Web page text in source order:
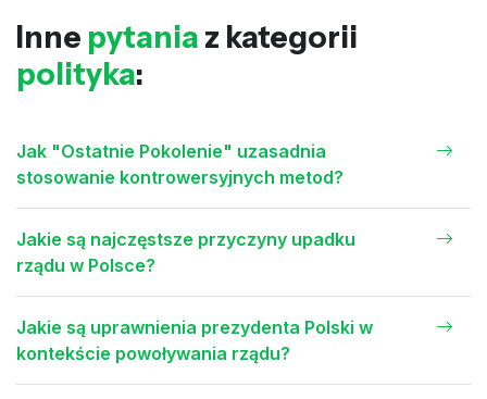
Inne pytania z kategorii
polityka:
Jak "Ostatnie Pokolenie" uzasadnia
stosowanie kontrowersyjnych metod?
Jakie są najczęstsze przyczyny upadku
rządu w Polsce?
Jakie są uprawnienia prezydenta Polski w
kontekście powoływania rządu?